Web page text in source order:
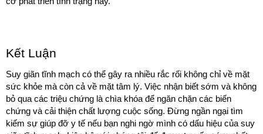
Kết Luận
Suy giãn tĩnh mạch có thể gây ra nhiều rắc rối không chỉ về mặt
sức khỏe mà còn cả về mặt tâm lý. Việc nhận biết sớm và không
bỏ qua các triệu chứng là chìa khóa để ngăn chặn các biến
chứng và cải thiện chất lượng cuộc sống. Đừng ngần ngại tìm
kiếm sự giúp đỡ y tế nếu bạn nghi ngờ mình có dấu hiệu của suy